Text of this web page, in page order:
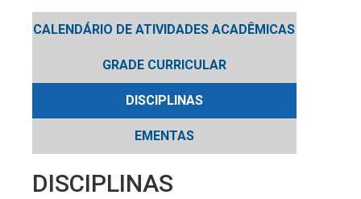
CALENDÁRIO DE ATIVIDADES ACADÊMICAS
GRADE CURRICULAR
DISCIPLINAS
EMENTAS
DISCIPLINAS